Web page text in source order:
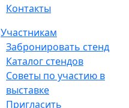
Контакты
Участникам
Забронировать стенд
Каталог стендов
Советы по участию в
выставке
Пригласить